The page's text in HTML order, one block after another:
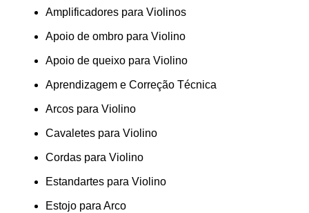
Amplificadores para Violinos
Apoio de ombro para Violino
Apoio de queixo para Violino
Aprendizagem e Correção Técnica
Arcos para Violino
Cavaletes para Violino
Cordas para Violino
Estandartes para Violino
Estojo para Arco